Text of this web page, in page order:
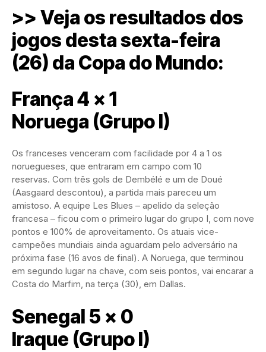
>> Veja os resultados dos
jogos desta sexta-feira
(26) da Copa do Mundo:
França 4 x 1
Noruega (Grupo I)
Os franceses venceram com facilidade por 4 a 1 os
noruegueses, que entraram em campo com 10
reservas. Com três gols de Dembélé e um de Doué
(Aasgaard descontou), a partida mais pareceu um
amistoso. A equipe Les Blues – apelido da seleção
francesa – ficou com o primeiro lugar do grupo I, com nove
pontos e 100% de aproveitamento. Os atuais vice-
campeões mundiais ainda aguardam pelo adversário na
próxima fase (16 avos de final). A Noruega, que terminou
em segundo lugar na chave, com seis pontos, vai encarar a
Costa do Marfim, na terça (30), em Dallas.
Senegal 5 x 0
Iraque (Grupo I)